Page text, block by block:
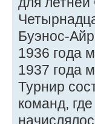
Буэнос-
1936 года
1937 года
Турнир
команд,